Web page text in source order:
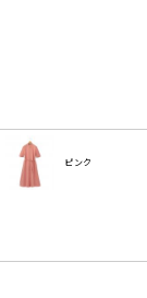
ピンク